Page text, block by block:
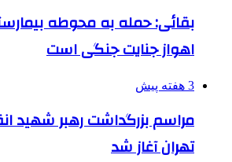
بقائی: حمله به محوطه
اهواز جنایت جنگی است
3 هفته پیش
مراسم بزرگداشت رهبر شهید
تهران آغاز شد